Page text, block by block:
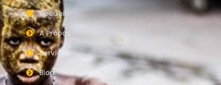
Accueil
A Propos
Services
Blog